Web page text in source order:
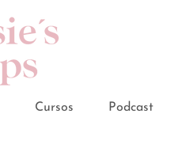
Cursos Podcast